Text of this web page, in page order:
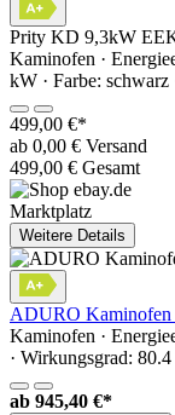
Prity KD 9,3kW
Kaminofen ·
kW · Farbe:
499,00 €*
ab 0,00 € Versand
499,00 € Gesamt
Marktplatz
Weitere Details
ADURO Kaminofen
Kaminofen ·
· Wirkungsgrad:
ab 945,40 €*